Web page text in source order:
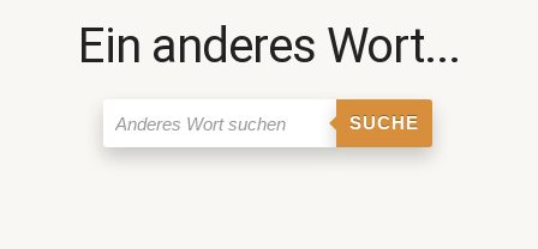
Ein anderes Wort...
SUCHE